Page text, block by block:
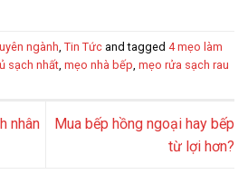
ngành Tin Tức and tagged 4 mẹo làm
sạch nhất mẹo nhà bếp mẹo rửa sạch rau
nhân
Mua bếp hồng ngoại hay bếp
từ lợi hơn?